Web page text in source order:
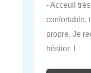
- Acceuil
confortable,
propre. Je
hésiter !